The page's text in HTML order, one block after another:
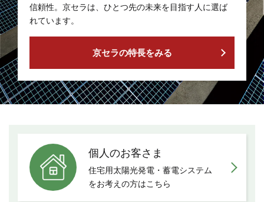
信頼性。 京セラは、ひとつ先の未来を目指す人に選ば
れています。
京セラの特長をみる
個人のお客さま
住宅用太陽光発電・蓄電システム
をお考えの方はこちら